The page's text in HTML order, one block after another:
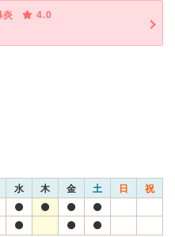
炎
4.0
水 木 金 土 日 祝